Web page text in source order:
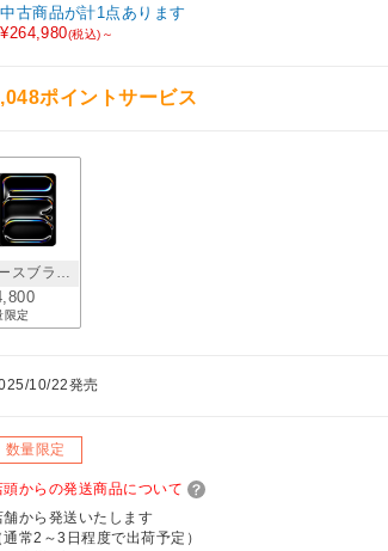
中古商品が計1点あります
¥264,980(税込)～
ポイントサービス
限定
10/22発売
数量限定
頭からの発送商品について
舗から発送いたします
通常2～3日程度で出荷予定）